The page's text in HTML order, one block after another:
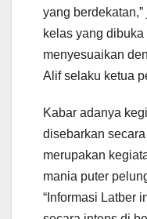
yang
kelas yang
menyesuaikan
Alif selaku ketua
Kabar adanya
disebarkan
merupakan
mania puter
“Informasi Latber